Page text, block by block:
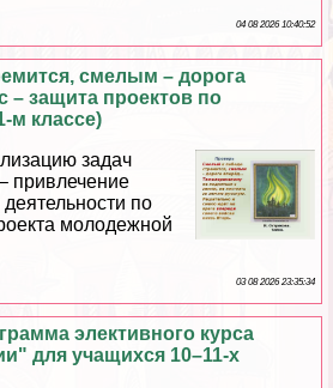
04 08 2026 10:40:52
смелым – дорога
– защита проектов по
м классе)
задач
привлечение
по
молодежной
03 08 2026 23:35:34
элективного курса
для учащихся 10–11-х